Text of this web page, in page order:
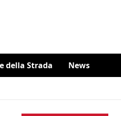
della Strada News